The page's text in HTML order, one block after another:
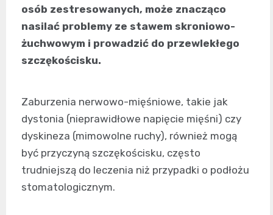
osób zestresowanych, może znacząco
nasilać problemy ze stawem skroniowo-
żuchwowym i prowadzić do przewlekłego
szczękościsku.
Zaburzenia nerwowo-mięśniowe, takie jak
dystonia (nieprawidłowe napięcie mięśni) czy
dyskineza (mimowolne ruchy), również mogą
być przyczyną szczękościsku, często
trudniejszą do leczenia niż przypadki o podłożu
stomatologicznym.